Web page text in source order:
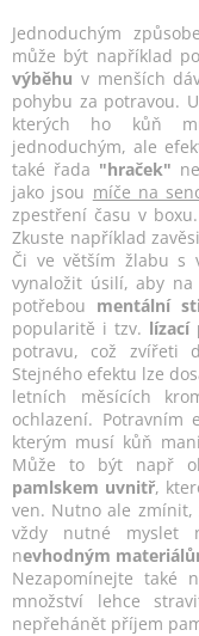
Jednoduchým
může být například
výběhu v menších
pohybu za potravou.
kterých ho kůň
jednoduchým, ale
také řada "hraček"
jako jsou míče na
zpestření času v
Zkuste například
Či ve větším žlabu s
vynaložit úsilí, aby
potřebou mentální
popularitě i tzv. lízací
potravu, což zvířeti
Stejného efektu lze
letních měsících
ochlazení.
kterým musí kůň
Může to být např
pamlskem uvnitř,
ven. Nutno ale zmínit,
vždy nutné myslet
nevhodným
Nezapomínejte také
množství lehce
nepřehánět příjem